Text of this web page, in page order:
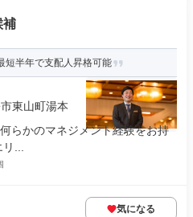
補
短半年で支配人昇格可能
東山町湯本
らかのマネジメント経験をお持
...
気になる